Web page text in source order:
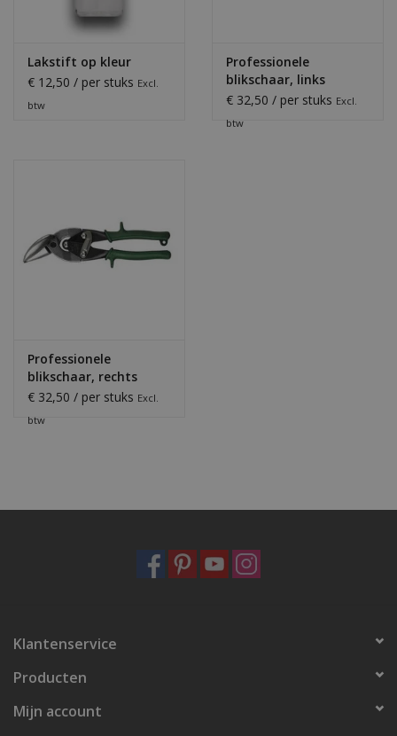
Lakstift op kleur
€ 12,50 / per stuks Excl.
btw
Professionele
blikschaar, links
€ 32,50 / per stuks Excl.
btw
Professionele
blikschaar, rechts
€ 32,50 / per stuks Excl.
btw
Klantenservice
Producten
Mijn account